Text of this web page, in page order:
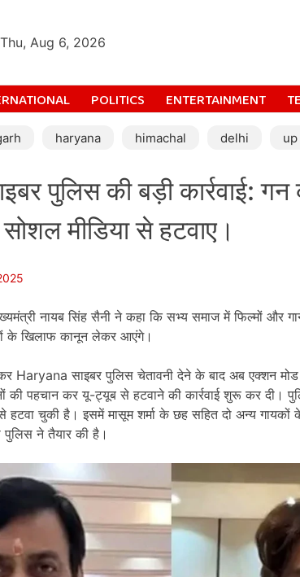
Thu, Aug 6, 2026
POLITICS ENTERTAINMENT
haryana himachal delhi up
पुलिस की बड़ी कार्रवाई:
सोशल मीडिया से हटवाए।
नायब सिंह सैनी ने कहा कि सभ्य समाज में फिल्मों और
के खिलाफ कानून लेकर आएंगे।
Haryana साइबर पुलिस चेतावनी देने के बाद अब एक्शन
की पहचान कर यू-ट्यूब से हटवाने की कार्रवाई शुरू कर दी।
हटवा चुकी है। इसमें मासूम शर्मा के छह सहित दो अन्य
ने तैयार की है।